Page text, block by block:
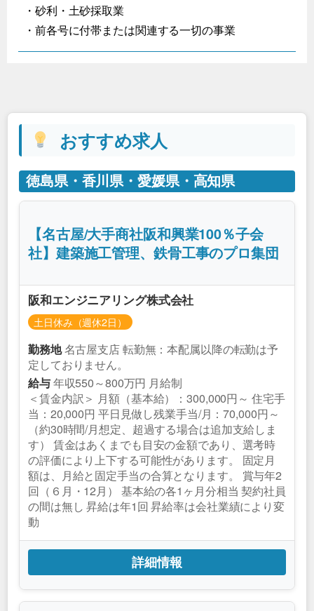
・砂利・土砂採取業
・前各号に付帯または関連する一切の事業
おすすめ求人
徳島県・香川県・愛媛県・高知県
【名古屋/大手商社阪和興業100％子会
社】建築施工管理、鉄骨工事のプロ集団
阪和エンジニアリング株式会社
土日休み（週休2日）
勤務地名古屋支店 転勤無：本配属以降の転勤は予
定しておりません。
給与年収550～800万円 月給制
＜賃金内訳＞ 月額（基本給）：300,000円～ 住宅手
当：20,000円 平日見做し残業手当/月：70,000円～
（約30時間/月想定、超過する場合は追加支給しま
す） 賃金はあくまでも目安の金額であり、選考時
の評価により上下する可能性があります。 固定月
額は、月給と固定手当の合算となります。 賞与年2
回（６月・12月） 基本給の各1ヶ月分相当 契約社員
の間は無し 昇給は年1回 昇給率は会社業績により変
動
詳細情報